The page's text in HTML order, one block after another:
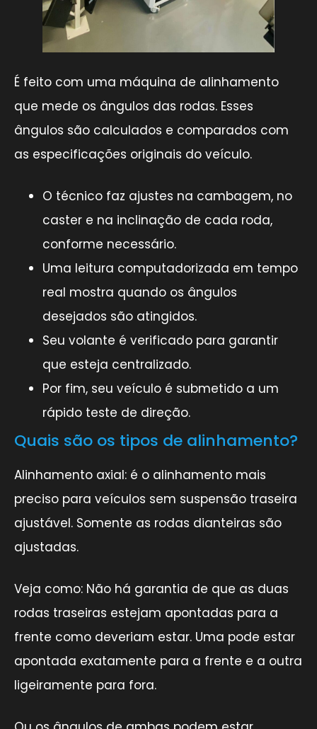
É feito com uma máquina de alinhamento
que mede os ângulos das rodas. Esses
ângulos são calculados e comparados com
as especificações originais do veículo.
O técnico faz ajustes na cambagem, no
caster e na inclinação de cada roda,
conforme necessário.
Uma leitura computadorizada em tempo
real mostra quando os ângulos
desejados são atingidos.
Seu volante é verificado para garantir
que esteja centralizado.
Por fim, seu veículo é submetido a um
rápido teste de direção.
Quais são os tipos de alinhamento?
Alinhamento axial: é o alinhamento mais
preciso para veículos sem suspensão traseira
ajustável. Somente as rodas dianteiras são
ajustadas.
Veja como: Não há garantia de que as duas
rodas traseiras estejam apontadas para a
frente como deveriam estar. Uma pode estar
apontada exatamente para a frente e a outra
ligeiramente para fora.